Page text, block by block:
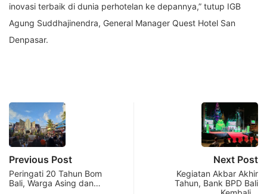
inovasi terbaik di dunia perhotelan ke depannya,” tutup IGB
Agung Suddhajinendra, General Manager Quest Hotel San
Denpasar.
Previous Post
Peringati 20 Tahun Bom
Bali, Warga Asing dan…
Next Post
Kegiatan Akbar Akhir
Tahun, Bank BPD Bali